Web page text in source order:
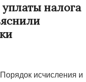
налога
исчисления и